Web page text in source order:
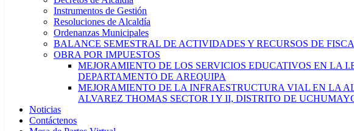
Instrumentos de Gestión
Resoluciones de Alcaldía
Ordenanzas Municipales
BALANCE SEMESTRAL DE ACTIVIDADES Y RECURSOS DE
OBRA POR IMPUESTOS
MEJORAMIENTO DE LOS SERVICIOS EDUCATIVOS EN LA
DEPARTAMENTO DE AREQUIPA
MEJORAMIENTO DE LA INFRAESTRUCTURA VIAL EN LA
ALVAREZ THOMAS SECTOR I Y II, DISTRITO DE
Noticias
Contáctenos